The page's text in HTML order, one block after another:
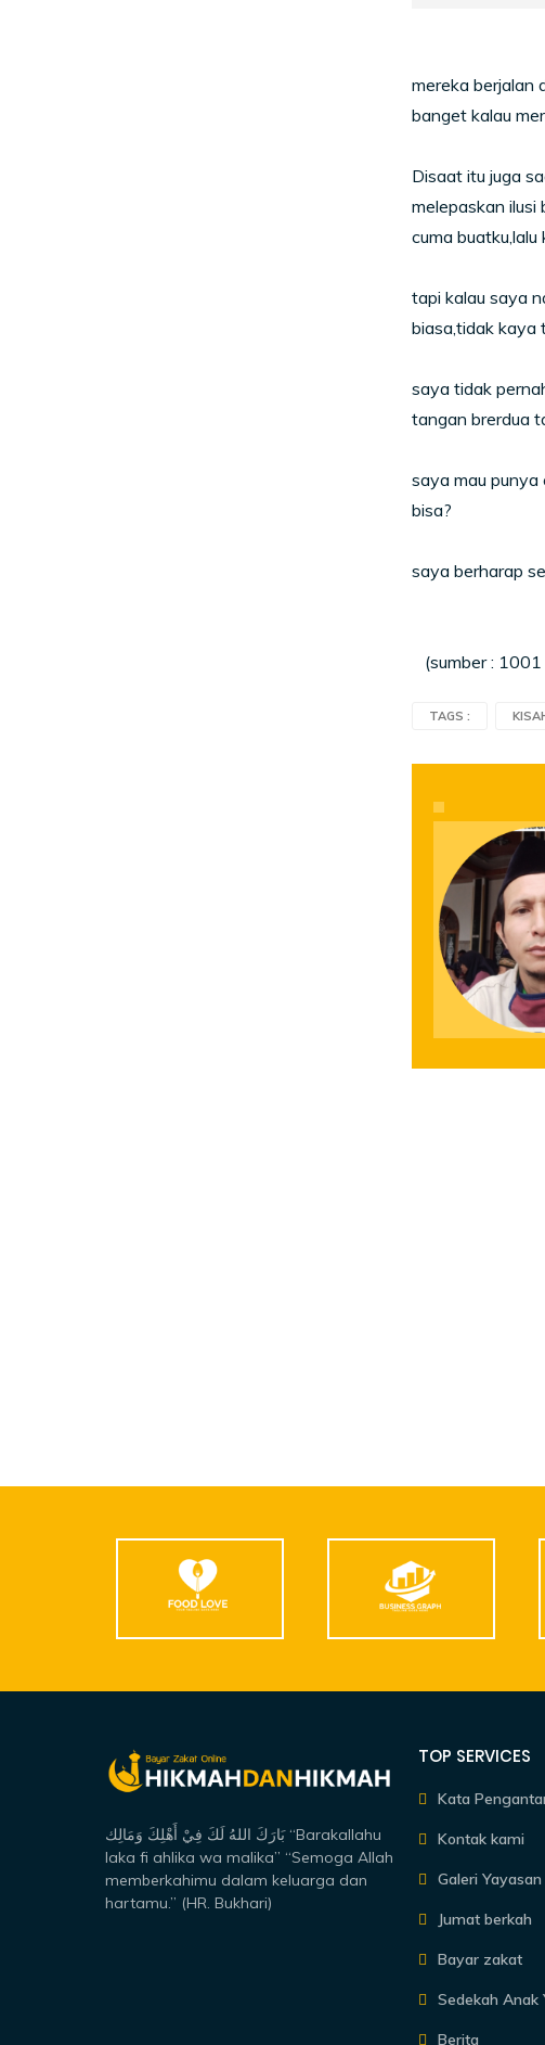
mereka berjalan
banget kalau
Disaat itu juga
melepaskan
cuma
tapi kalau saya
biasa,tidak kaya
saya tidak
tangan brerdua
saya mau punya
bisa?
saya berharap
(sumber : 1001
TAGS :
بَارَكَ اللهُ لَكَ فِيْ أَهْلِكَ وَمَالِك “Barakallahu
laka fi ahlika wa malika” “Semoga Allah
memberkahimu dalam keluarga dan
hartamu.” (HR. Bukhari)
TOP SERVICES
Kata
Kontak kami
Galeri Yayasan
Jumat berkah
Bayar zakat
Sedekah Anak
Berita